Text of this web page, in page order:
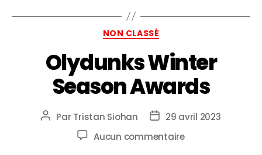
NON CLASSÉ
Olydunks Winter
Season Awards
Par Tristan Siohan
29 avril 2023
Aucun commentaire